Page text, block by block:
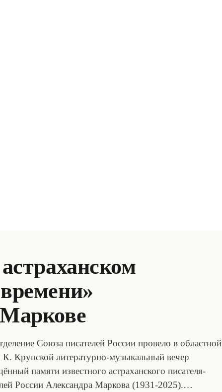
Союза писателей России провело в областной
Крупской литературно-музыкальный вечер
памяти известного астраханского писателя-
России Александра Маркова (1931-2025).…